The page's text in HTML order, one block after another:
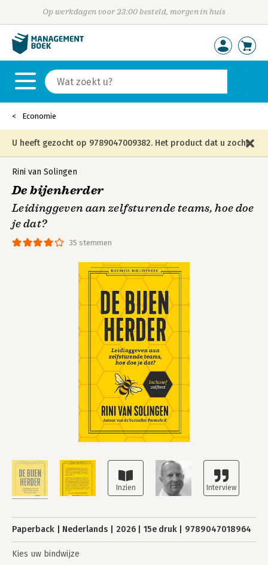
Op werkdagen voor 23:00 besteld, morgen in huis
Economie
U heeft gezocht op 9789047009382. Het product dat u zocht
is niet meer in die editie leverbaar en is vervangen door de
onderstaande editie.
35 stemmen
Rini van Solingen
De bijenherder
Leidinggeven aan zelfsturende teams, hoe doe
je dat?
Paperback Nederlands 2026 15e druk 9789047018964
Kies uw bindwijze